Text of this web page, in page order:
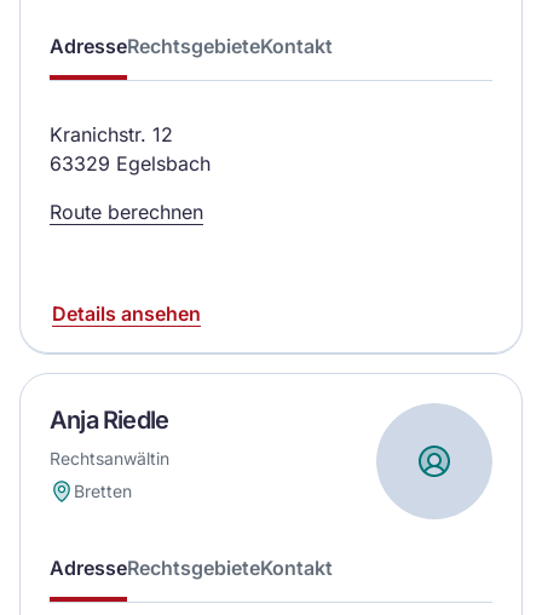
AdresseRechtsgebieteKontakt
Kranichstr. 12
63329 Egelsbach
Route berechnen
Details ansehen
Anja Riedle
Rechtsanwältin
Bretten
AdresseRechtsgebieteKontakt